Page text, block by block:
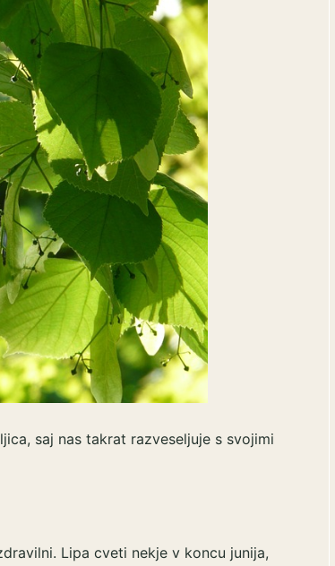
saj nas takrat razveseljuje s svojimi
Lipa cveti nekje v koncu junija,